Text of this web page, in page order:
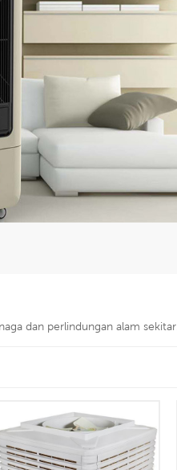
dan perlindungan alam sekitar.